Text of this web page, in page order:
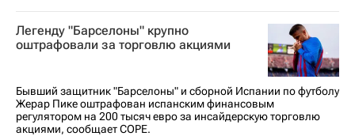
Франция
ЧМ по футболу 2026
Ламин Ямаль
Барселона
Легенду "Барселоны" крупно
оштрафовали за торговлю акциями
Бывший защитник "Барселоны" и сборной Испании по футболу
Жерар Пике оштрафован испанским финансовым
регулятором на 200 тысяч евро за инсайдерскую торговлю
акциями, сообщает COPE.